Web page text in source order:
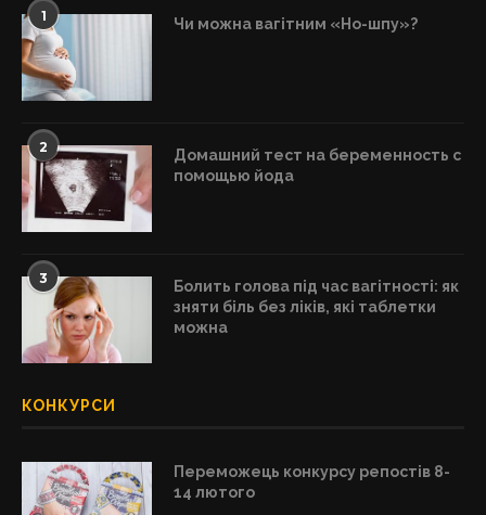
1 Чи можна вагітним «Но-шпу»?
2
Домашний тест на беременность с
помощью йода
3
Болить голова під час вагітності: як
зняти біль без ліків, які таблетки
можна
КОНКУРСИ
Переможець конкурсу репостів 8-
14 лютого